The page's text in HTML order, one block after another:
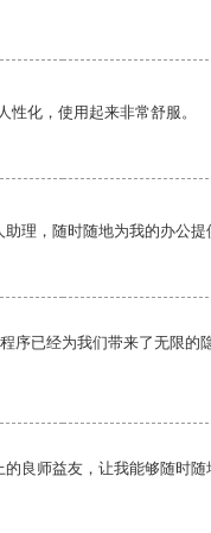
性化，使用起来非常舒服。
理，随时随地为我的办公提
序已经为我们带来了无限的
的良师益友，让我能够随时